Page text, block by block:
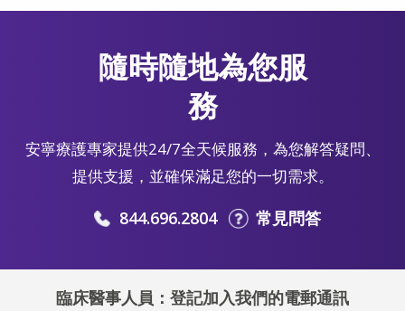
隨時隨地為您服
務
安寧療護專家提供24/7全天候服務，為您解答疑問、
提供支援，並確保滿足您的一切需求。
844.696.2804 常見問答
臨床醫事人員：登記加入我們的電郵通訊